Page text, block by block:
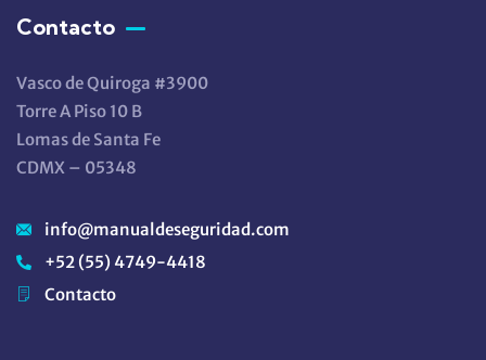
Contacto
Vasco de Quiroga #3900
Torre A Piso 10 B
Lomas de Santa Fe
CDMX – 05348
info@manualdeseguridad.com
+52 (55) 4749-4418
Contacto